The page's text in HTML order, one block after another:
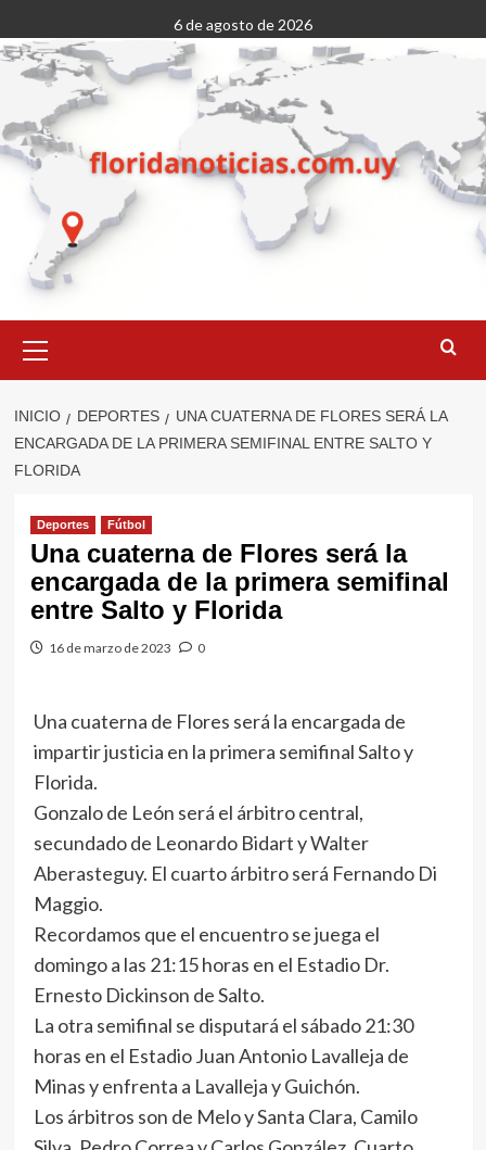
al
contenido
6 de agosto de 2026
primario
INICIO DEPORTES
UNA CUATERNA DE FLORES SERÁ LA
ENCARGADA DE LA PRIMERA SEMIFINAL ENTRE SALTO Y
FLORIDA
Deportes Fútbol
Una cuaterna de Flores será la
encargada de la primera semifinal
entre Salto y Florida
16 de marzo de 2023 0
Una cuaterna de Flores será la encargada de
impartir justicia en la primera semifinal Salto y
Florida.
Gonzalo de León será el árbitro central,
secundado de Leonardo Bidart y Walter
Aberasteguy. El cuarto árbitro será Fernando Di
Maggio.
Recordamos que el encuentro se juega el
domingo a las 21:15 horas en el Estadio Dr.
Ernesto Dickinson de Salto.
La otra semifinal se disputará el sábado 21:30
horas en el Estadio Juan Antonio Lavalleja de
Minas y enfrenta a Lavalleja y Guichón.
Los árbitros son de Melo y Santa Clara, Camilo